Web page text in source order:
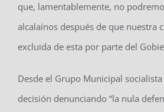
que, lamentablemente, no
alcalaínos después de que nuestra
excluida de esta por parte del
Desde el Grupo Municipal
decisión denunciando “la nula